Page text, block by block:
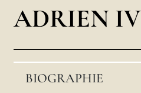
ADRIEN IV
BIOGRAPHIE